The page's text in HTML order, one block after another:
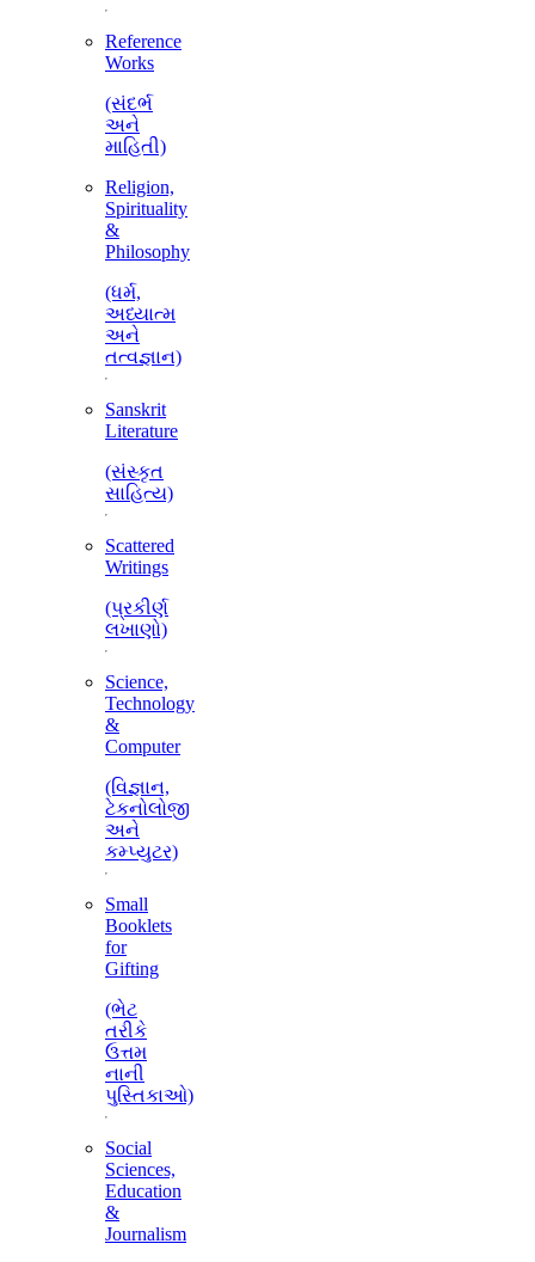
Reference
Works
(સંદર્ભ
અને
માહિતી)
Religion,
Spirituality
&
Philosophy
(ધર્મ,
અધ્યાત્મ
અને
તત્વજ્ઞાન)
Sanskrit
Literature
(સંસ્કૃત
સાહિત્ય)
Scattered
Writings
(પ્રકીર્ણ
લખાણો)
Science,
Technology
&
Computer
(વિજ્ઞાન,
ટેકનોલોજી
અને
કમ્પ્યુટર)
Small
Booklets
for
Gifting
(ભેટ
તરીકે
ઉત્તમ
નાની
પુસ્તિકાઓ)
Social
Sciences,
Education
&
Journalism